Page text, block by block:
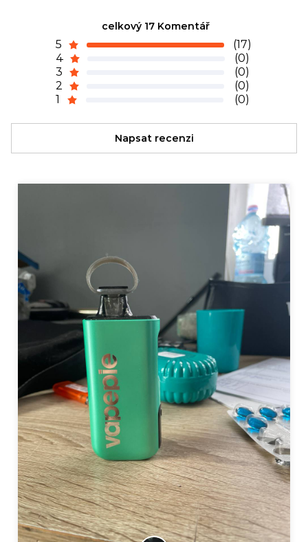
celkový 17 Komentář
5
(17)
4
(0)
3
(0)
2
(0)
1
(0)
Napsat recenzi